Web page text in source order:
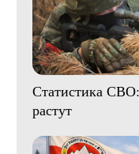
Статистика
растут